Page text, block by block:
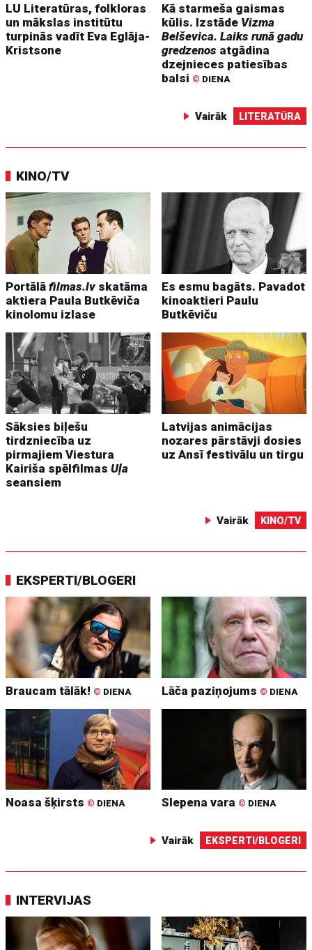
LU Literatūras, folkloras
un mākslas institūtu
turpinās vadīt Eva Eglāja-
Kristsone
Kā starmeša gaismas
kūlis. Izstāde Vizma
Belševica. Laiks runā gadu
gredzenos atgādina
dzejnieces patiesības
balsi © DIENA
Vairāk LITERATŪRA
KINO/TV
Portālāfilmas.lv skatāma
aktiera Paula Butkēviča
kinolomu izlase
Es esmu bagāts. Pavadot
kinoaktieri Paulu
Butkēviču
Sāksies biļešu
tirdzniecība uz
pirmajiem Viestura
Kairiša spēlfilmasUļa
seansiem
Latvijas animācijas
nozares pārstāvji dosies
uz Ansī festivālu un tirgu
Vairāk KINO/TV
EKSPERTI/BLOGERI
Braucam tālāk! © DIENA Lāča paziņojums © DIENA
Noasa šķirsts © DIENA Slepena vara © DIENA
Vairāk EKSPERTI/BLOGERI
INTERVIJAS